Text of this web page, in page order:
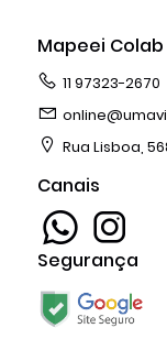
Mapeei Colab
11 97323-2670
Rua Lisboa,
Canais
Segurança